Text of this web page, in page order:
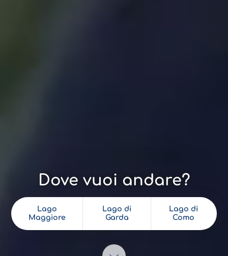
Dove vuoi andare?
Lago
Maggiore
Lago di
Garda
Lago di
Como